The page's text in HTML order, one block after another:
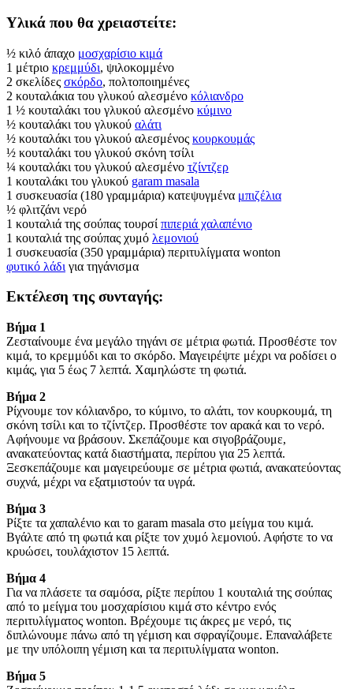
Υλικά που θα χρειαστείτε:
½ κιλό άπαχο μοσχαρίσιο κιμά
1 μέτριο κρεμμύδι, ψιλοκομμένο
2 σκελίδες σκόρδο, πολτοποιημένες
2 κουταλάκια του γλυκού αλεσμένο κόλιανδρο
1 ½ κουταλάκι του γλυκού αλεσμένο κύμινο
½ κουταλάκι του γλυκού αλάτι
½ κουταλάκι του γλυκού αλεσμένος κουρκουμάς
½ κουταλάκι του γλυκού σκόνη τσίλι
¼ κουταλάκι του γλυκού αλεσμένο τζίντζερ
1 κουταλάκι του γλυκού garam masala
1 συσκευασία (180 γραμμάρια) κατεψυγμένα μπιζέλια
½ φλιτζάνι νερό
1 κουταλιά της σούπας τουρσί πιπεριά χαλαπένιο
1 κουταλιά της σούπας χυμό λεμονιού
1 συσκευασία (350 γραμμάρια) περιτυλίγματα wonton
φυτικό λάδι για τηγάνισμα
Εκτέλεση της συνταγής:
Βήμα 1
Ζεσταίνουμε ένα μεγάλο τηγάνι σε μέτρια φωτιά. Προσθέστε τον
κιμά, το κρεμμύδι και το σκόρδο. Μαγειρέψτε μέχρι να ροδίσει ο
κιμάς, για 5 έως 7 λεπτά. Χαμηλώστε τη φωτιά.
Βήμα 2
Ρίχνουμε τον κόλιανδρο, το κύμινο, το αλάτι, τον κουρκουμά, τη
σκόνη τσίλι και το τζίντζερ. Προσθέστε τον αρακά και το νερό.
Αφήνουμε να βράσουν. Σκεπάζουμε και σιγοβράζουμε,
ανακατεύοντας κατά διαστήματα, περίπου για 25 λεπτά.
Ξεσκεπάζουμε και μαγειρεύουμε σε μέτρια φωτιά, ανακατεύοντας
συχνά, μέχρι να εξατμιστούν τα υγρά.
Βήμα 3
Ρίξτε τα χαπαλένιο και το garam masala στο μείγμα του κιμά.
Βγάλτε από τη φωτιά και ρίξτε τον χυμό λεμονιού. Αφήστε το να
κρυώσει, τουλάχιστον 15 λεπτά.
Βήμα 4
Για να πλάσετε τα σαμόσα, ρίξτε περίπου 1 κουταλιά της σούπας
από το μείγμα του μοσχαρίσιου κιμά στο κέντρο ενός
περιτυλίγματος wonton. Βρέχουμε τις άκρες με νερό, τις
διπλώνουμε πάνω από τη γέμιση και σφραγίζουμε. Επαναλάβετε
με την υπόλοιπη γέμιση και τα περιτυλίγματα wonton.
Βήμα 5